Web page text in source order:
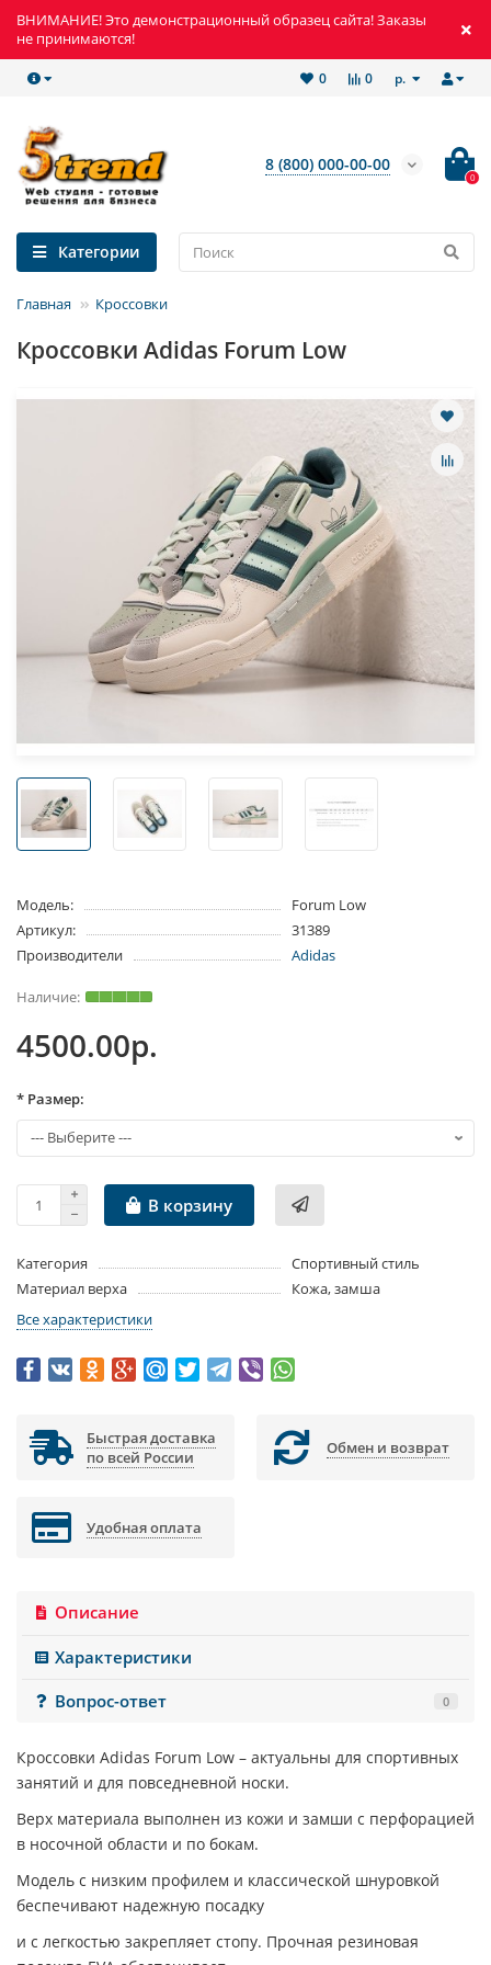
ВНИМАНИЕ! Это демонстрационный образец сайта! Заказы
не принимаются!
р.
0
0
8 (800) 000-00-00
0
Категории
Главная Кроссовки
Кроссовки Adidas Forum Low
Модель:
Forum Low
Артикул:
31389
Производители
Adidas
4500.00р.
* Размер:
В корзину
Категория
Спортивный стиль
Материал верха
Кожа, замша
Все характеристики
Быстрая доставка
по всей России
Обмен и возврат
Удобная оплата
Описание
Характеристики
Вопрос-ответ
0
Кроссовки Adidas Forum Low – актуальны для спортивных
занятий и для повседневной носки.
Верх материала выполнен из кожи и замши с перфорацией
в носочной области и по бокам.
Модель с низким профилем и классической шнуровкой
беспечивают надежную посадку
и с легкостью закрепляет стопу. Прочная резиновая